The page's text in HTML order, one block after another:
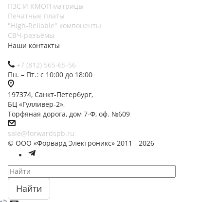
ПЗС И КМОП матрицы
Печатные платы
"High-Reliable" компоненты
СВЧ-разъёмы
Наши контакты
+7 (812) 565-65-56
Пн. – Пт.: с 10:00 до 18:00
197374, Санкт-Петербург,
БЦ «Гулливер-2»,
Торфяная дорога, дом 7-Ф, оф. №609
sale@forwardspb.ru
© ООО «Форвард Электроникс» 2011 - 2026
Найти